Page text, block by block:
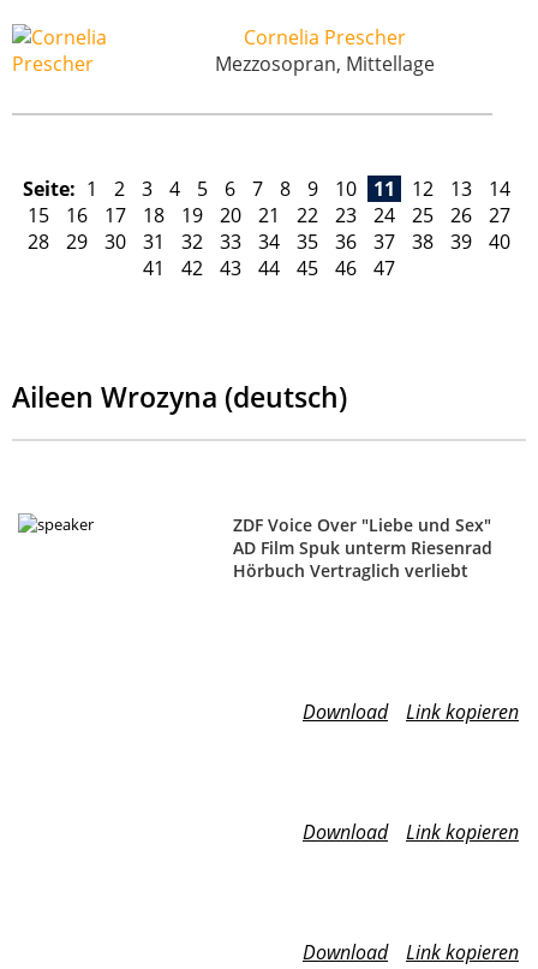
Cornelia Prescher
Mezzosopran, Mittellage
Seite: 1 2 3 4 5 6 7 8 9 10 11 12 13
14
15
16 17 18 19 20 21 22 23 24 25 26
27
28
29 30 31 32 33 34 35 36 37 38 39
40
41
42 43 44 45 46 47
Aileen Wrozyna (deutsch)
ZDF Voice Over "Liebe und Sex"
AD Film Spuk unterm Riesenrad
Hörbuch Vertraglich verliebt
Download Link kopieren
Download Link kopieren
Download Link kopieren